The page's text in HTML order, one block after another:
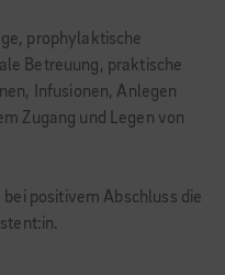
prophylaktische
Betreuung, praktische
Infusionen, Anlegen
Zugang und Legen von
positivem Abschluss die